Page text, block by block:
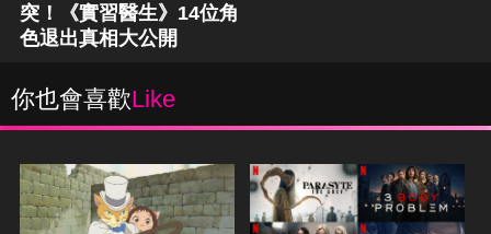
突！《實習醫生》14位角
色退出真相大公開
你也會喜歡Like